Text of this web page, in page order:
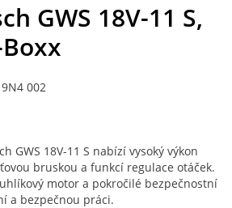
GWS 18V-11 S,
002
GWS 18V-11 S nabízí vysoký výkon
bruskou a funkcí regulace otáček.
motor a pokročilé bezpečnostní
a bezpečnou práci.